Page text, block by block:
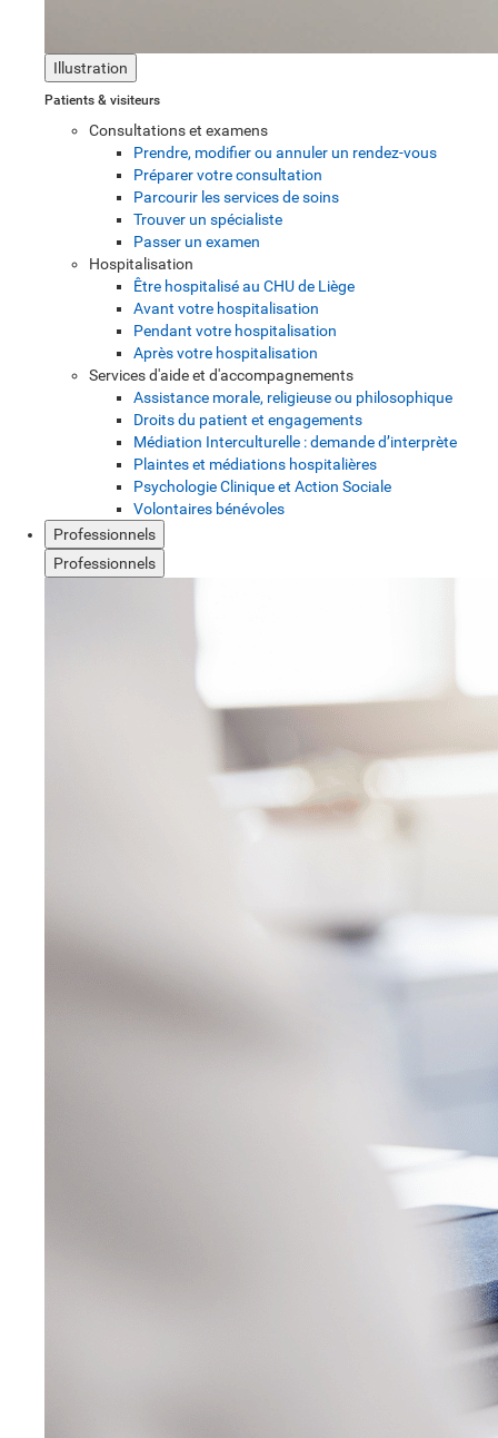
Illustration
Patients & visiteurs
Consultations et examens
Prendre, modifier ou annuler un rendez-vous
Préparer votre consultation
Parcourir les services de soins
Trouver un spécialiste
Passer un examen
Hospitalisation
Être hospitalisé au CHU de Liège
Avant votre hospitalisation
Pendant votre hospitalisation
Après votre hospitalisation
Services d'aide et d'accompagnements
Assistance morale, religieuse ou philosophique
Droits du patient et engagements
Médiation Interculturelle : demande d’interprète
Plaintes et médiations hospitalières
Psychologie Clinique et Action Sociale
Volontaires bénévoles
Professionnels
Professionnels